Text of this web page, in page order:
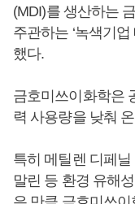
(MDI)를 생산하는
주관하는 ‘녹색기
했다.
금호미쓰이화학은
력 사용량을 낮춰
특히 메틸렌 디페
말린 등 환경 유해